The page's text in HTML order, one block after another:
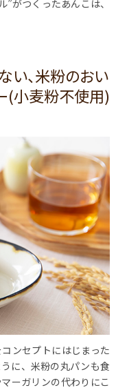
がつくったあんこは、
い、米粉のおい
(小麦粉不使用)
ンセプトにはじまった
に、米粉の丸パンも食
ーガリンの代わりにこ